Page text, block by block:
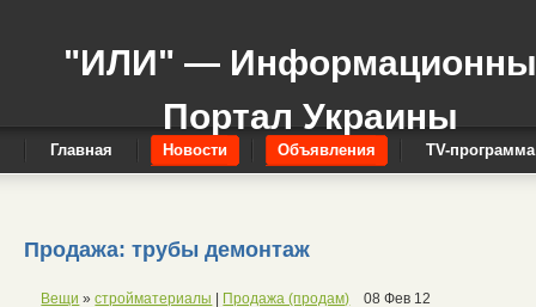
"ИЛИ" —
Портал Украины
Главная Новости Объявления TV-программа
Продажа: трубы демонтаж
Вещи »стройматериалы Продажа (продам) 08 Фев 12